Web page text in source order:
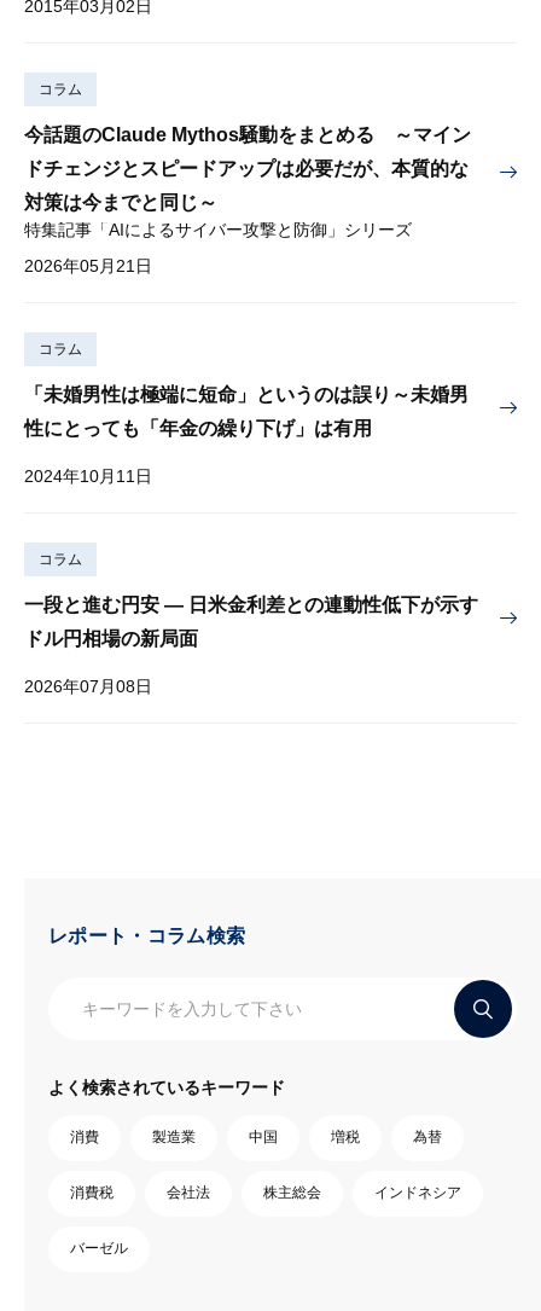
2015年03月02日
コラム
今話題のClaude Mythos騒動をまとめる ～マイン
ドチェンジとスピードアップは必要だが、本質的な
対策は今までと同じ～
特集記事「AIによるサイバー攻撃と防御」シリーズ
2026年05月21日
コラム
「未婚男性は極端に短命」というのは誤り～未婚男
性にとっても「年金の繰り下げ」は有用
2024年10月11日
コラム
一段と進む円安 — 日米金利差との連動性低下が示す
ドル円相場の新局面
2026年07月08日
レポート・コラム検索
よく検索されているキーワード
消費 製造業 中国 増税 為替
消費税 会社法 株主総会 インドネシア
バーゼル